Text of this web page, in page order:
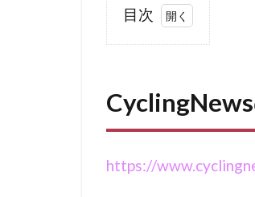
目次
1
1.1
バイ
クの
見た
https://